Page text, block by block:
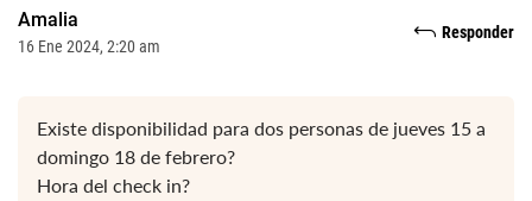
Amalia
16 Ene 2024, 2:20 am
Responder
Existe disponibilidad para dos personas de jueves 15 a
domingo 18 de febrero?
Hora del check in?